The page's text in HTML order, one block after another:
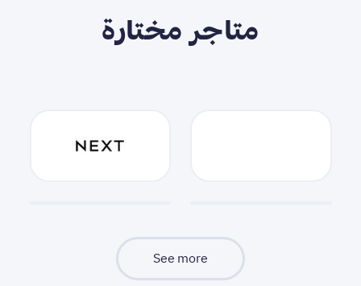
متاجر مختارة
See more